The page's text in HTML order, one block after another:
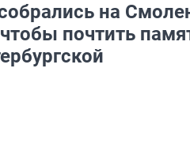
на
почтить